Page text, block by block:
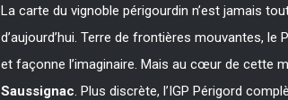
La carte du vignoble périgourdin n’est jamais
d’aujourd’hui. Terre de frontières mouvantes,
et façonne l’imaginaire. Mais au cœur de cette
Saussignac. Plus discrète, l’IGP Périgord